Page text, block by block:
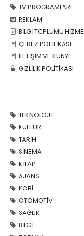
TV PROGRAMLARI
REKLAM
BİLGİ TOPLUMU
ÇEREZ POLİTİKASI
İLETİŞİM VE KÜNYE
GİZLİLİK POLİTİKASI
TEKNOLOJİ
KÜLTÜR
TARİH
SİNEMA
KİTAP
AJANS
KOBİ
OTOMOTİV
SAĞLIK
BİLGİ